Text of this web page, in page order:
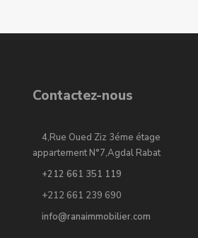
Contactez-nous
4,Rue Oued Ziz 3éme étage
appartement N°7,Agdal Rabat
+212 661 351 119
+212 661 239 690
info@ranaimmobilier.com